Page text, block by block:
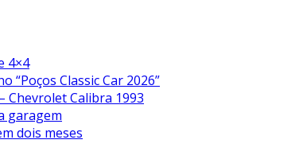
4×4
“Poços Classic Car 2026”
Chevrolet Calibra 1993
garagem
dois meses